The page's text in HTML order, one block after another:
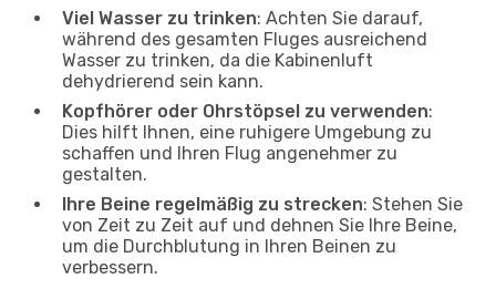
Viel Wasser zu trinken: Achten Sie darauf,
während des gesamten Fluges ausreichend
Wasser zu trinken, da die Kabinenluft
dehydrierend sein kann.
Kopfhörer oder Ohrstöpsel zu verwenden:
Dies hilft Ihnen, eine ruhigere Umgebung zu
schaffen und Ihren Flug angenehmer zu
gestalten.
Ihre Beine regelmäßig zu strecken: Stehen Sie
von Zeit zu Zeit auf und dehnen Sie Ihre Beine,
um die Durchblutung in Ihren Beinen zu
verbessern.